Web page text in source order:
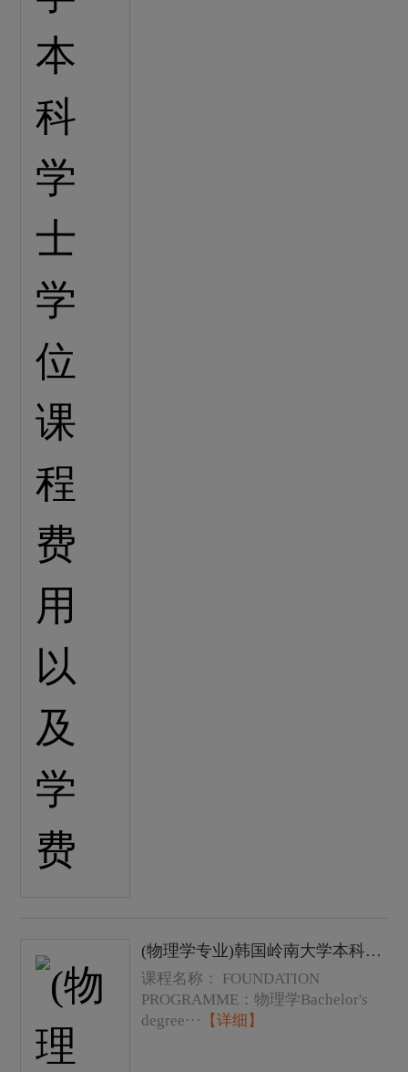
(物理学专业)韩国岭南大学本科学士学位课程费用以及学费
课程名称： FOUNDATION
PROGRAMME：物理学Bachelor's
degree···
【详细】